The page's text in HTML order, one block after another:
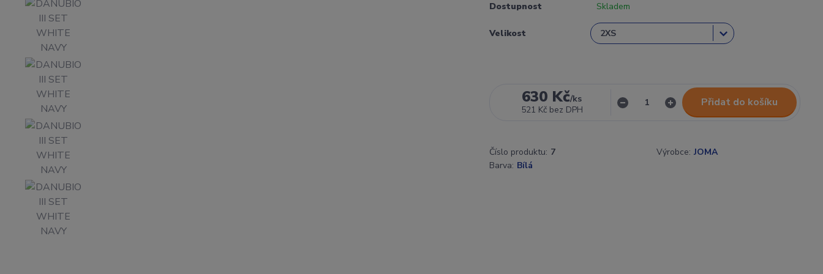
Dostupnost Skladem
Velikost
630 Kč/ks
521 Kč bez DPH
Přidat do košíku
Číslo produktu: 7 Výrobce: JOMA
Barva: Bílá